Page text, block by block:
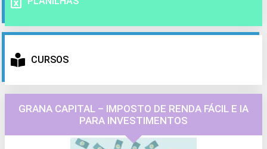
CURSOS
GRANA CAPITAL – IMPOSTO DE RENDA FÁCIL E IA
PARA INVESTIMENTOS